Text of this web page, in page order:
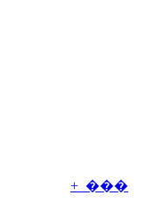
+ ���